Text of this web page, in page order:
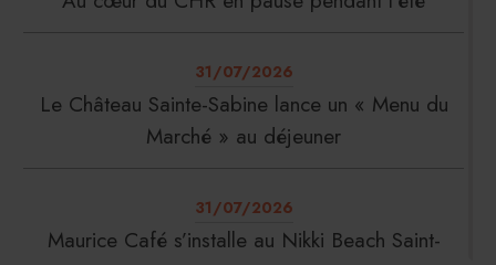
31/07/2026
Le Château Sainte-Sabine lance un « Menu du
Marché » au déjeuner
31/07/2026
Maurice Café s’installe au Nikki Beach Saint-